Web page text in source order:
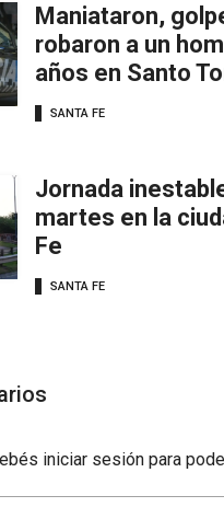
Maniataron,
robaron a un
años en Santo
SANTA FE
Jornada
martes en la
Fe
SANTA FE
iniciar sesión para